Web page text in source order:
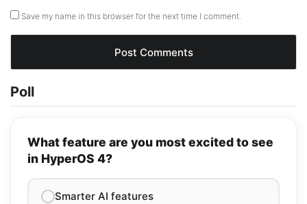
Save my name in this browser for the next time I comment.
Poll
What feature are you most excited to see
in HyperOS 4?
Smarter AI features